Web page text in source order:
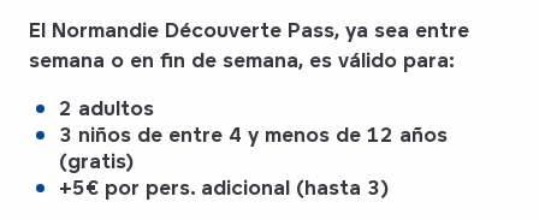
El Normandie Découverte Pass, ya sea entre
semana o en fin de semana, es válido para:
2 adultos
3 niños de entre 4 y menos de 12 años
(gratis)
+5€ por pers. adicional (hasta 3)